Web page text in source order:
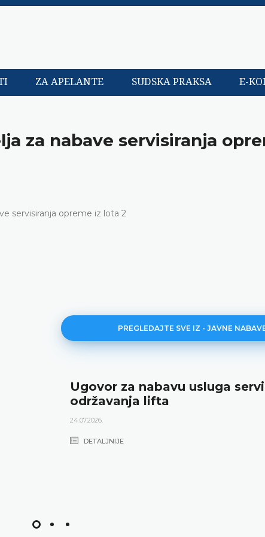
ZA APELANTE SUDSKA PRAKSA E-
za nabave servisiranja
servisiranja opreme iz lota 2
PREGLEDAJTE SVE IZ - JAVNE
Ugovor za nabavu usluga
održavanja lifta
24.07.2026.
DETALJNIJE